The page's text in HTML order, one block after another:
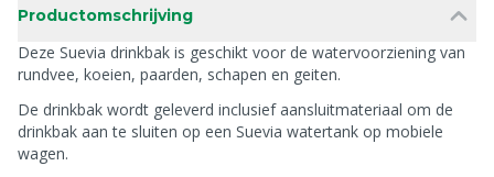
Productomschrijving
Deze Suevia drinkbak is geschikt voor de watervoorziening van
rundvee, koeien, paarden, schapen en geiten.
De drinkbak wordt geleverd inclusief aansluitmateriaal om de
drinkbak aan te sluiten op een Suevia watertank op mobiele
wagen.